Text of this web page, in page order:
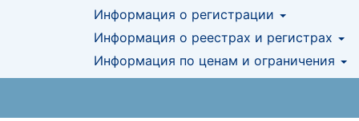
Информация о регистрации
Номер регистрации в РК:№ РК-ЛС-
Информация о регистрации в РК:
Информация о реестрах и регистрах
КНФ (ЛС включено в
АЛО (Включено в Список
Информация по ценам и ограничения